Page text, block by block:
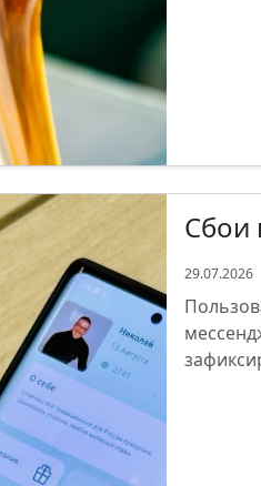
Сбои
29.07.2026